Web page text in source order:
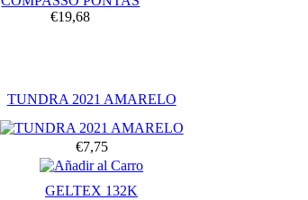
€19,68
TUNDRA 2021 AMARELO
€7,75
GELTEX 132K